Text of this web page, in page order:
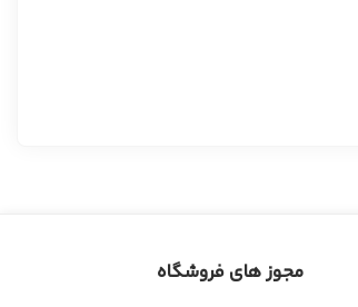
مجوز های فروشگاه